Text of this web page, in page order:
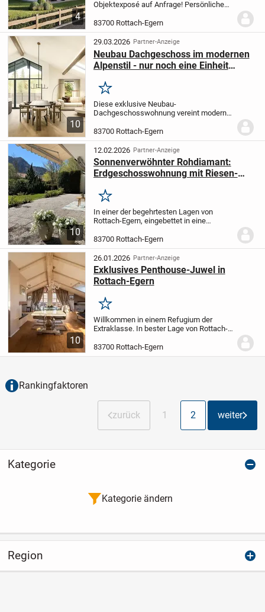
4
Objektexposé auf Anfrage! Persönliche
Bereits drei von fünf Einheiten verkauft!
Exklusive Dachgeschosswohnung mit ca.
147 m²...
83700 Rottach-Egern
10
29.03.2026 Partner-Anzeige
Neubau Dachgeschoss im modernen
Alpenstil - nur noch eine Einheit
Merken
Diese exklusive Neubau-
Dachgeschosswohnung vereint moderne
alpinen Charme zu einem Wohngefühl der
Extraklasse. Großzügige Raumhöhen,
sichtbare Holzelemente und...
83700 Rottach-Egern
10
12.02.2026 Partner-Anzeige
Sonnenverwöhnter Rohdiamant:
Erdgeschosswohnung mit Riesen-
EgernMerken
In einer der begehrtesten Lagen von
Rottach-Egern, eingebettet in eine
Parteien, erwartet Sie diese
außergewöhnliche Immobilie mit
enormem Gestaltungspotenzial.
83700 Rottach-Egern
10
26.01.2026 Partner-Anzeige
Exklusives Penthouse-Juwel in
Rottach-Egern
Merken
Willkommen in einem Refugium der
Extraklasse. In bester Lage von Rottach-
Sie dieses im Jahr 2015 in traditioneller
Altholz-Bauweise errichtete Anwesen.
83700 Rottach-Egern
Rankingfaktoren
zurück 1 2 weiter
Kategorie
Kategorie ändern
Region